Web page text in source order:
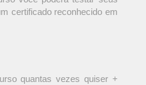
certificado reconhecido em
quantas vezes quiser +